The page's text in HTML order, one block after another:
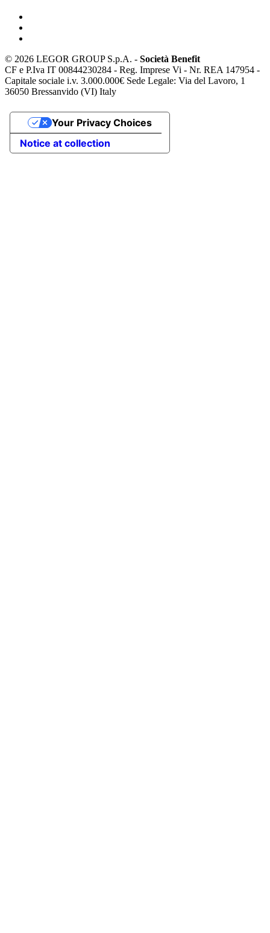
© 2026 LEGOR GROUP S.p.A. - Società Benefit
CF e P.Iva IT 00844230284 - Reg. Imprese Vi - Nr. REA 147954 -
Capitale sociale i.v. 3.000.000€ Sede Legale: Via del Lavoro, 1
36050 Bressanvido (VI) Italy
Notice at collection
Your Privacy Choices